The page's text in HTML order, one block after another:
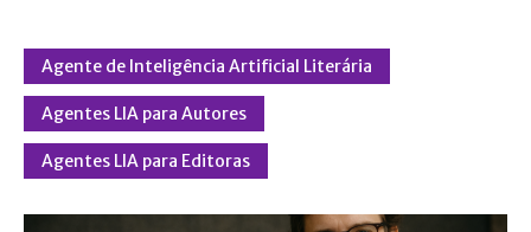
Agente de Inteligência Artificial Literária
Agentes LIA para Autores
Agentes LIA para Editoras